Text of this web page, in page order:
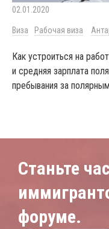
02.01.2020
Виза Рабочая виза
Как устроиться на
и средняя зарплата
пребывания за
Станьте
форуме.